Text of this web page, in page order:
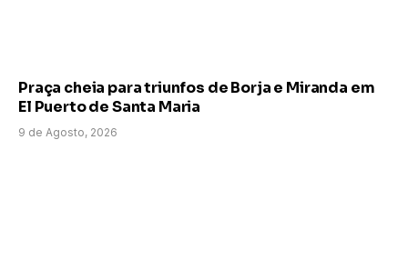
Praça cheia para triunfos de Borja e Miranda em
El Puerto de Santa Maria
9 de Agosto, 2026